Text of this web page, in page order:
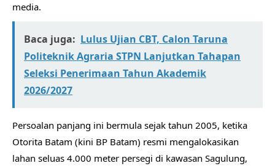
media.
Baca juga: Lulus Ujian CBT, Calon Taruna
Politeknik Agraria STPN Lanjutkan Tahapan
Seleksi Penerimaan Tahun Akademik
2026/2027
Persoalan panjang ini bermula sejak tahun 2005, ketika
Otorita Batam (kini BP Batam) resmi mengalokasikan
lahan seluas 4.000 meter persegi di kawasan Sagulung,